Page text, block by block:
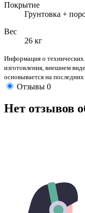
Покрытие
Грунтовка +
Вес
26 кг
Информация о технических
изготовления, внешнем
основывается на
Отзывы 0
Нет отзывов